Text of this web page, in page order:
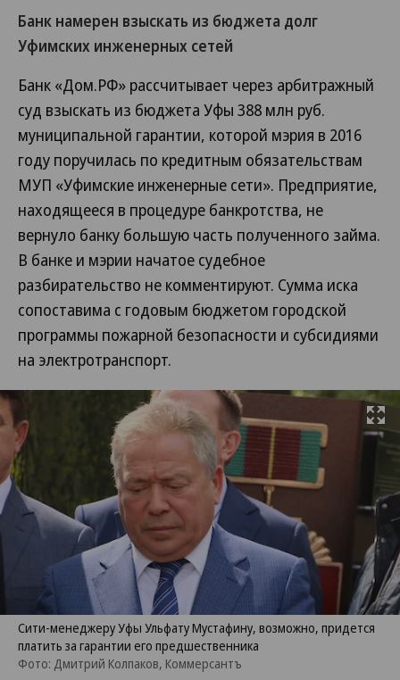
Банк намерен взыскать из бюджета долг
Уфимских инженерных сетей
Банк «Дом.РФ» рассчитывает через арбитражный
суд взыскать из бюджета Уфы 388 млн руб.
муниципальной гарантии, которой мэрия в 2016
году поручилась по кредитным обязательствам
МУП «Уфимские инженерные сети». Предприятие,
находящееся в процедуре банкротства, не
вернуло банку большую часть полученного займа.
В банке и мэрии начатое судебное
разбирательство не комментируют. Сумма иска
сопоставима с годовым бюджетом городской
программы пожарной безопасности и субсидиями
на электротранспорт.
Развернуть
Сити-менеджеру Уфы Ульфату Мустафину, возможно, придется
платить за гарантии его предшественника
Фото: Дмитрий Колпаков, Коммерсантъ